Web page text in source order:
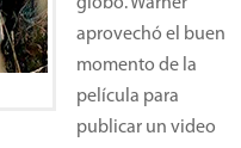
aprovechó el buen
momento de la
película para
publicar un video